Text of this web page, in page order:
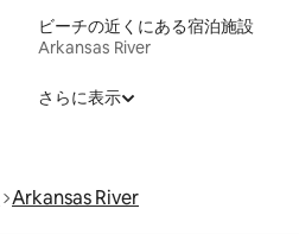
ビーチの近くにある宿泊施設
Arkansas River
さらに表示
Arkansas River